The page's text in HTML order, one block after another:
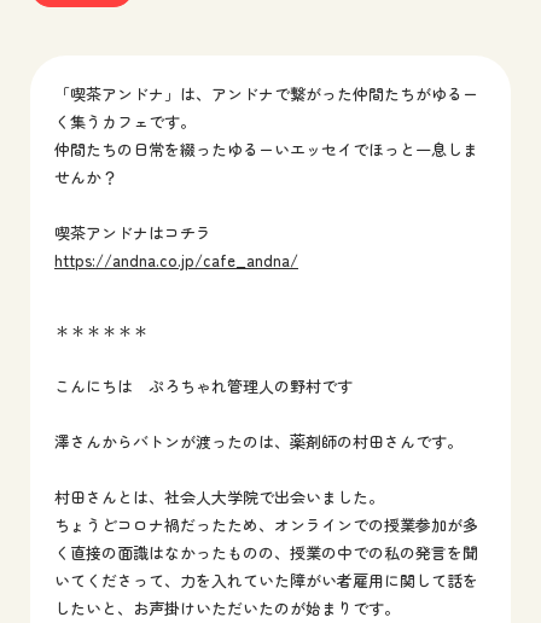
「喫茶アンドナ」は、アンドナで繋がった仲間たちがゆるー
く集うカフェです。
仲間たちの日常を綴ったゆるーいエッセイでほっと一息しま
せんか？
喫茶アンドナはコチラ
https://andna.co.jp/cafe_andna/
＊＊＊＊＊＊
こんにちは ぷろちゃれ管理人の野村です
澤さんからバトンが渡ったのは、薬剤師の村田さんです。
村田さんとは、社会人大学院で出会いました。
ちょうどコロナ禍だったため、オンラインでの授業参加が多
く直接の面識はなかったものの、授業の中での私の発言を聞
いてくださって、力を入れていた障がい者雇用に関して話を
したいと、お声掛けいただいたのが始まりです。